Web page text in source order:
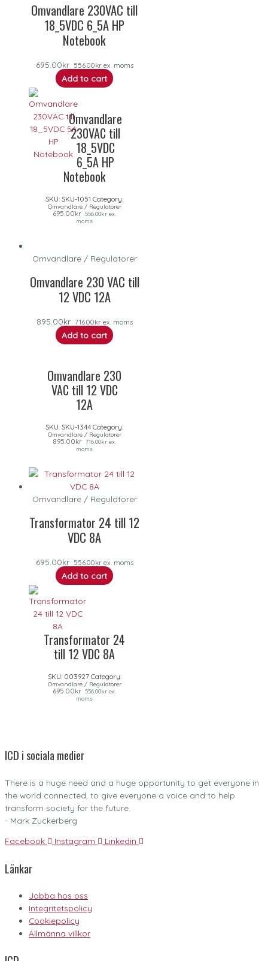
Omvandlare 230VAC till
18_5VDC 6_5A HP
Notebook
695.00kr 556.00krex. moms
Add to cart
Omvandlare
230VAC till
18_5VDC
6_5A HP
Notebook
SKU: SKU-1051 Category:
Omvandlare / Regulatorer
695.00kr 556.00kr ex.
moms
Omvandlare / Regulatorer
Omvandlare 230 VAC till
12 VDC 12A
895.00kr 716.00krex. moms
Add to cart
Omvandlare 230
VAC till 12 VDC
12A
SKU: SKU-1344 Category:
Omvandlare / Regulatorer
895.00kr 716.00kr ex.
moms
Omvandlare / Regulatorer
Transformator 24 till 12
VDC 8A
695.00kr 556.00krex. moms
Add to cart
Transformator 24
till 12 VDC 8A
SKU: 003927 Category:
Omvandlare / Regulatorer
695.00kr 556.00kr ex.
moms
ICD i sociala medier
There is a huge need and a huge opportunity to get everyone in
the world connected, to give everyone a voice and to help
transform society for the future.
- Mark Zuckerberg
Facebook Instagram Linkedin
Länkar
Jobba hos oss
Integritetspolicy
Cookiepolicy
Allmänna villkor